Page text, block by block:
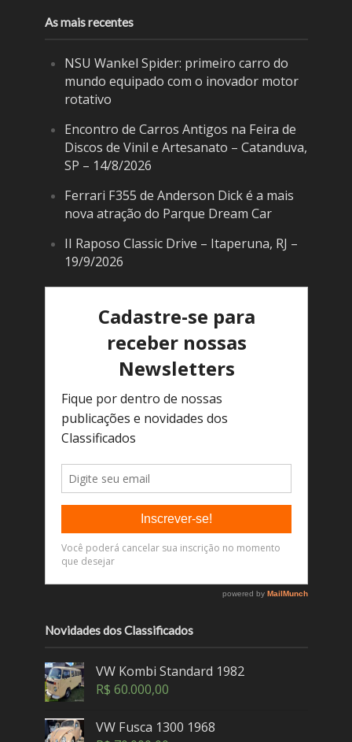
As mais recentes
NSU Wankel Spider: primeiro carro do
mundo equipado com o inovador motor
rotativo
Encontro de Carros Antigos na Feira de
Discos de Vinil e Artesanato – Catanduva,
SP – 14/8/2026
Ferrari F355 de Anderson Dick é a mais
nova atração do Parque Dream Car
II Raposo Classic Drive – Itaperuna, RJ –
19/9/2026
Novidades dos Classificados
VW Kombi Standard 1982
R$ 60.000,00
VW Fusca 1300 1968